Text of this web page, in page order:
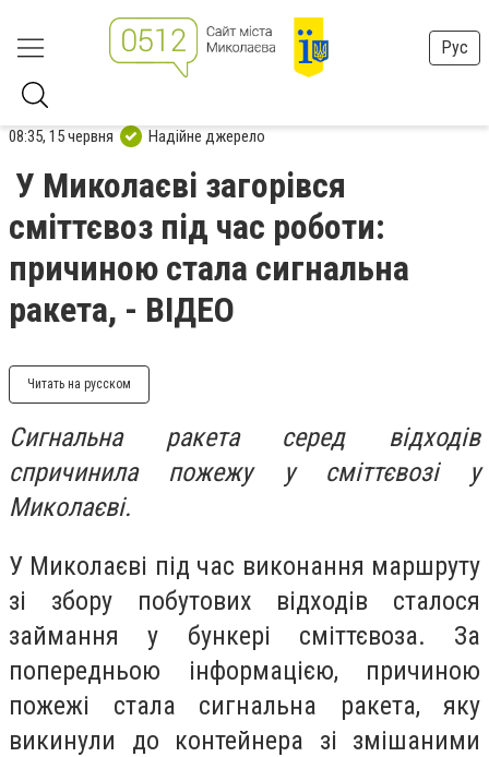
Рус
08:35, 15 червня Надійне джерело
У Миколаєві загорівся
сміттєвоз під час роботи:
причиною стала сигнальна
ракета, - ВІДЕО
Читать на русском
Сигнальна ракета серед відходів
спричинила пожежу у сміттєвозі у
Миколаєві.
У Миколаєві під час виконання маршруту
зі збору побутових відходів сталося
займання у бункері сміттєвоза. За
попередньою інформацією, причиною
пожежі стала сигнальна ракета, яку
викинули до контейнера зі змішаними